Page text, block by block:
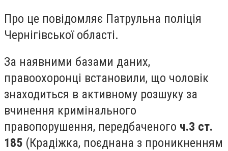
Про це повідомляє Патрульна поліція
Чернігівської області.
За наявними базами даних,
правоохоронці встановили, що чоловік
знаходиться в активному розшуку за
вчинення кримінального
правопорушення, передбаченого ч.3 ст.
185 (Крадіжка, поєднана з проникненням